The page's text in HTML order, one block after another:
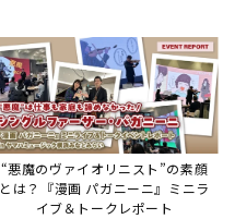
“悪魔のヴァイオリニスト”の素顔
とは？『漫画 パガニーニ』ミニラ
イブ＆トークレポート